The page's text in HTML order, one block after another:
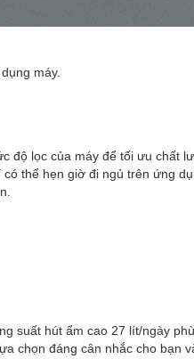
máy.
độ lọc của máy để tối ưu chất
thể hẹn giờ đi ngủ trên ứng
suất hút ẩm cao 27 lít/ngày
chọn đáng cân nhắc cho bạn